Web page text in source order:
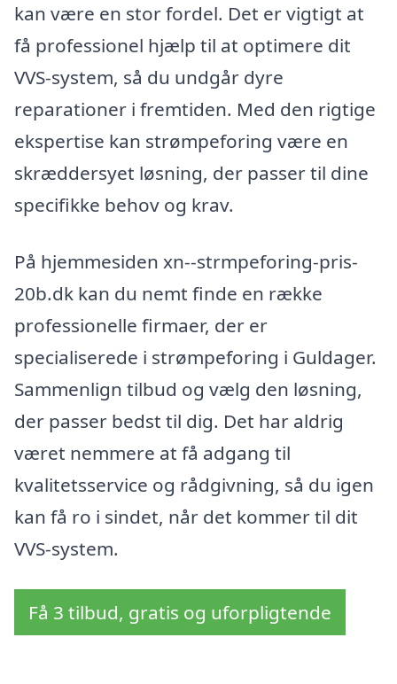
kan være en stor fordel. Det er vigtigt at
få professionel hjælp til at optimere dit
VVS-system, så du undgår dyre
reparationer i fremtiden. Med den rigtige
ekspertise kan strømpeforing være en
skræddersyet løsning, der passer til dine
specifikke behov og krav.
På hjemmesiden xn--strmpeforing-pris-
20b.dk kan du nemt finde en række
professionelle firmaer, der er
specialiserede i strømpeforing i Guldager.
Sammenlign tilbud og vælg den løsning,
der passer bedst til dig. Det har aldrig
været nemmere at få adgang til
kvalitetsservice og rådgivning, så du igen
kan få ro i sindet, når det kommer til dit
VVS-system.
Få 3 tilbud, gratis og uforpligtende